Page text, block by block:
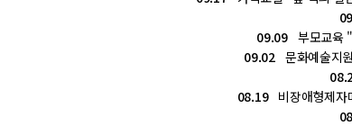
09.09부모교육 "
09.02문화예술지원
08.19비장애형제자